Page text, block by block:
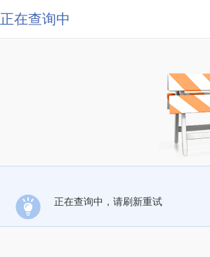
正在查询中
正在查询中，请刷新重试